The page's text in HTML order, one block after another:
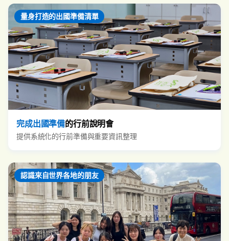
量身打造的出國準備清單
完成出國準備的行前說明會
提供系統化的行前準備與重要資訊整理
認識來自世界各地的朋友